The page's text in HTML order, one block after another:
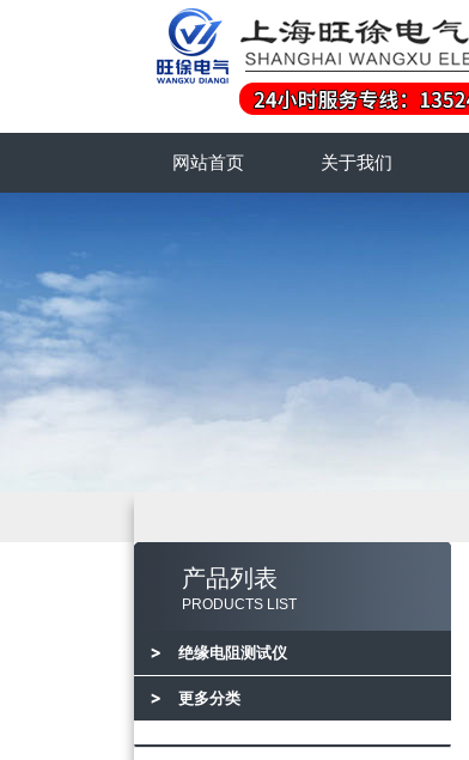
网站首页 关于我们
产品列表
PRODUCTS LIST
绝缘电阻测试仪
更多分类